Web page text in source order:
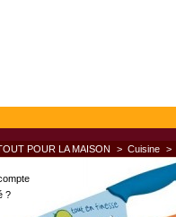
?
POUR LA MAISON > Cuisine >